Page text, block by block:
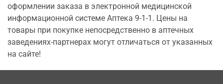
оформлении заказа в электронной медицинской
информационной системе Аптека 9-1-1. Цены на
товары при покупке непосредственно в аптечных
заведениях-партнерах могут отличаться от указанных
на сайте!